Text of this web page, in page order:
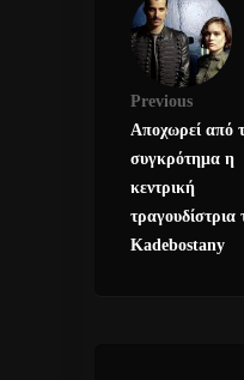
Previous
Αποχωρεί από
συγκρότημα η
κεντρική
τραγουδίστρια
Kadebostany